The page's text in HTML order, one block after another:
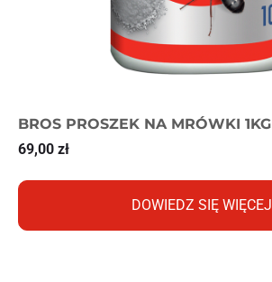
BROS PROSZEK NA MRÓWKI 1KG
69,00 zł
DOWIEDZ SIĘ WIĘCEJ